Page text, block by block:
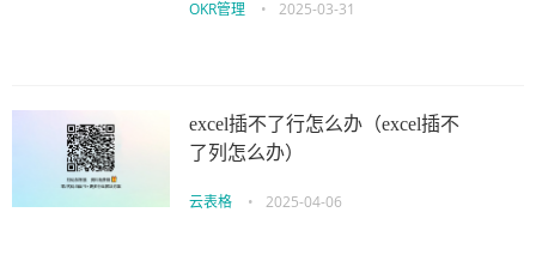
OKR管理 • 2025-03-31
excel插不了行怎么办（excel插不
了列怎么办）
云表格 • 2025-04-06